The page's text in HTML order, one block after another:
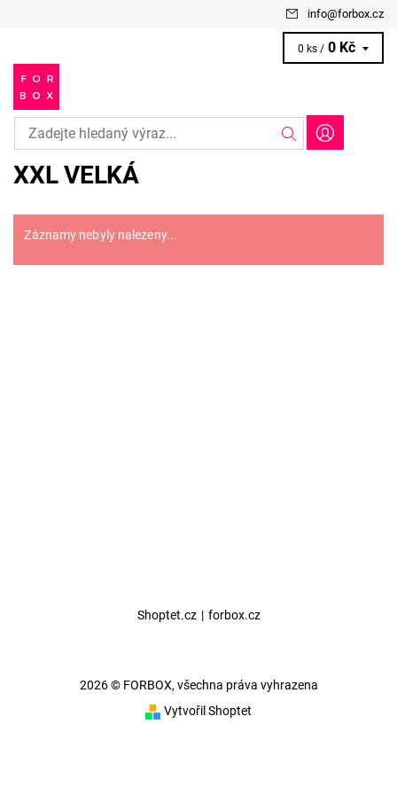
info@forbox.cz
0 ks / 0 Kč
XXL VELKÁ
Záznamy nebyly nalezeny...
Shoptet.cz | forbox.cz
2026 © FORBOX, všechna práva vyhrazena
Vytvořil Shoptet